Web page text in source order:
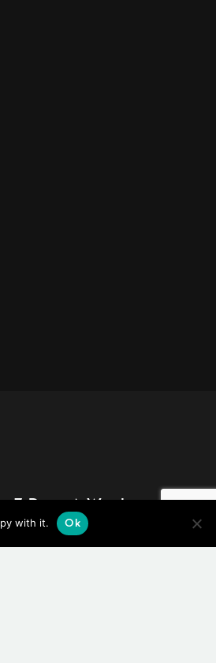
with it. Ok